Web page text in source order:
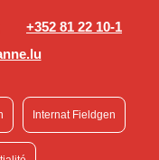
+352 81 22 10-1
Internat Fieldgen